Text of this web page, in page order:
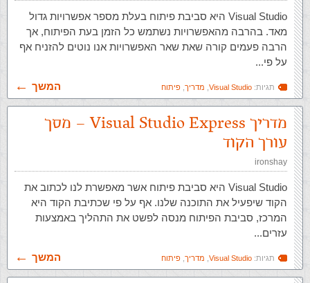
Visual Studio היא סביבת פיתוח בעלת מספר אפשרויות גדול
מאד. בהרבה מהאפשרויות נשתמש כל הזמן בעת הפיתוח, אך
הרבה פעמים קורה שאת שאר האפשרויות אנו נוטים להזניח אף
על פי...
תגיות: Visual Studio מדריך פיתוח המשך
מדריך Visual Studio Express – מסך
עורך הקוד
ironshay
Visual Studio היא סביבת פיתוח אשר מאפשרת לנו לכתוב את
הקוד שיפעיל את התוכנה שלנו. אף על פי שכתיבת הקוד היא
המרכז, סביבת הפיתוח מנסה לפשט את התהליך באמצעות
עזרים...
תגיות: Visual Studio מדריך פיתוח המשך